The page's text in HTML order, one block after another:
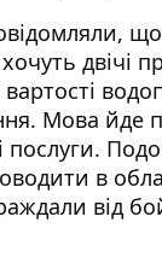
що
двічі
Мова йде
послуги.
в
від